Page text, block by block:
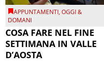
APPUNTAMENTI,OGGI &
DOMANI
COSA FARE NEL FINE
SETTIMANA IN VALLE
D’AOSTA